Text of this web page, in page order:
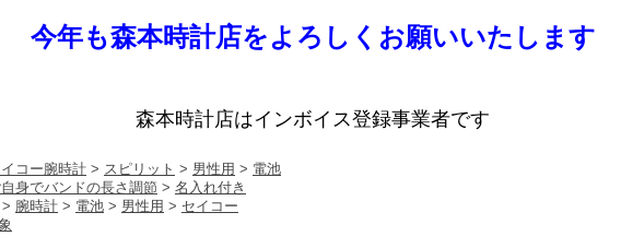
今年も森本時計店をよろしくお願いいたします
森本時計店はインボイス登録事業者です
コー腕時計 > スピリット > 男性用 > 電池
自身でバンドの長さ調節 > 名入れ付き
> 腕時計 > 電池 > 男性用 > セイコー